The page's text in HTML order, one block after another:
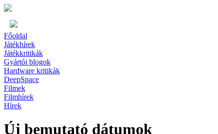
Főoldal
Játékhírek
Játékkritikák
Gyártói blogok
Hardware kritikák
DeepSpace
Filmek
Filmhírek
Hírek
Új bemutató dátumok